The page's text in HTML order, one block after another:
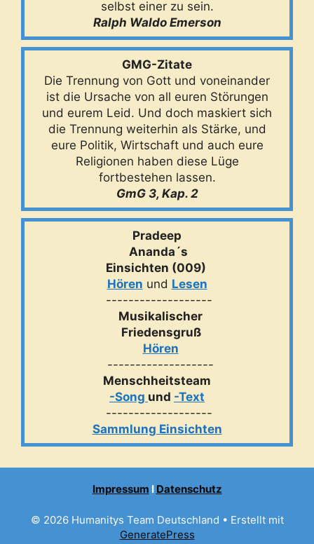
selbst einer zu sein.
Ralph Waldo Emerson
GMG-Zitate
Die Trennung von Gott und voneinander
ist die Ursache von all euren Störungen
und eurem Leid. Und doch maskiert sich
die Trennung weiterhin als Stärke, und
eure Politik, Wirtschaft und auch eure
Religionen haben diese Lüge
fortbestehen lassen.
GmG 3, Kap. 2
Pradeep
Ananda´s
Einsichten (009)
Hören und Lesen
-------------------
Musikalischer
Friedensgruß
Hören
-------------------
Menschheitsteam
-Song und -Text
-------------------
Sammlung Einsichten
Impressum I Datenschutz
© 2026 Humanitys Team Deutschland • Erstellt mit
GeneratePress